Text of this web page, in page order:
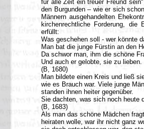
für alle Zeit ein treuer Freund
den Burgunden – wie er sich
Männern ausgehandelten
kirchenrechtliche Forderung,
erfüllt:
Was geschehen soll - wer könnte
Man bat die junge Fürstin an den
Da schwor man, ihm die schöne
Und auch er gelobte, sie zu lieben.
(B, 1680)
Man bildete einen Kreis und ließ
wie es Brauch war. Viele junge
standen ihnen heiter gegenüber.
Sie dachten, was sich noch heute
(B, 1683)
Als man das schöne Mädchen
heiraten wolle, war ihr nicht ganz